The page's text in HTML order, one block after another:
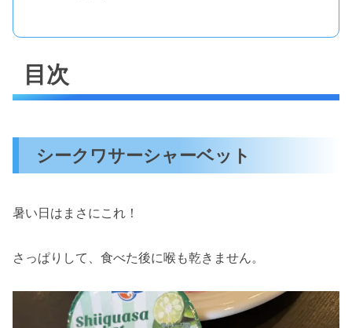
目次
シークワサーシャーベット
暑い日はまさにこれ！
さっぱりして、食べた後に喉も乾きません。